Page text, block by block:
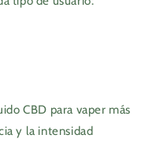
CBD para vaper más
y la intensidad